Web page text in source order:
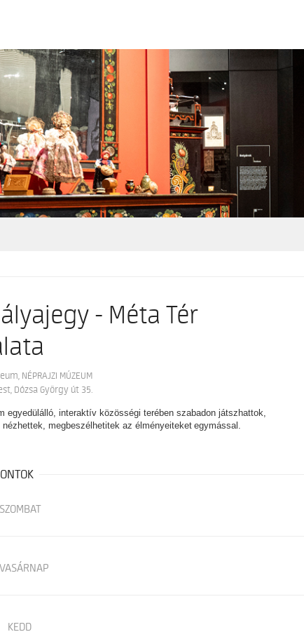
- Méta Tér
NÉPRAJZI MÚZEUM
Dózsa György út 35.
egyedülálló, interaktív közösségi terében szabadon játszhattok,
megbeszélhetitek az élményeiteket egymással.
SZOMBAT
VASÁRNAP
KEDD